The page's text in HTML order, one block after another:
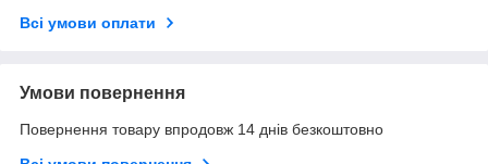
Всі умови оплати
Умови повернення
Повернення товару впродовж 14 днів безкоштовно